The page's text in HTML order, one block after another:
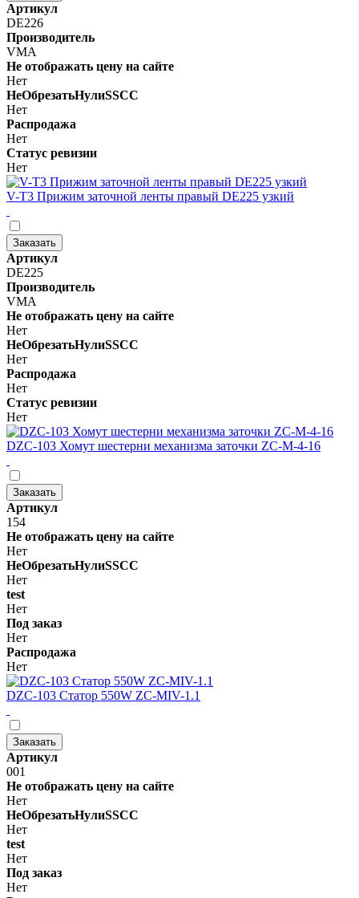
Артикул
DE226
Производитель
VMA
Не отображать цену на сайте
Нет
НеОбрезатьНулиSSCC
Нет
Распродажа
Нет
Статус ревизии
Нет
V-T3 Прижим заточной ленты правый DE225 узкий
Заказать
Артикул
DE225
Производитель
VMA
Не отображать цену на сайте
Нет
НеОбрезатьНулиSSCC
Нет
Распродажа
Нет
Статус ревизии
Нет
DZC-103 Хомут шестерни механизма заточки ZC-M-4-16
Заказать
Артикул
154
Не отображать цену на сайте
Нет
НеОбрезатьНулиSSCC
Нет
test
Нет
Под заказ
Нет
Распродажа
Нет
DZC-103 Статор 550W ZC-MIV-1.1
Заказать
Артикул
001
Не отображать цену на сайте
Нет
НеОбрезатьНулиSSCC
Нет
test
Нет
Под заказ
Нет